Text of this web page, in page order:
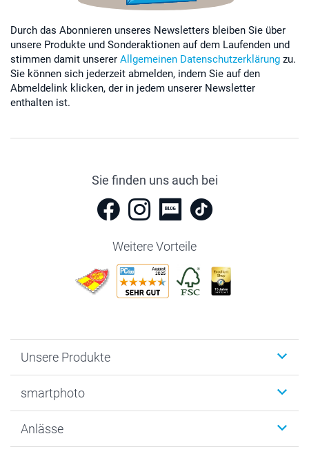
Durch das Abonnieren unseres Newsletters bleiben Sie über
unsere Produkte und Sonderaktionen auf dem Laufenden und
stimmen damit unserer Allgemeinen Datenschutzerklärung zu.
Sie können sich jederzeit abmelden, indem Sie auf den
Abmeldelink klicken, der in jedem unserer Newsletter
enthalten ist.
Sie finden uns auch bei
Weitere Vorteile
Unsere Produkte
Fotogeschenke
MyNameBook
smartphoto
Warum smartphoto
Anlässe